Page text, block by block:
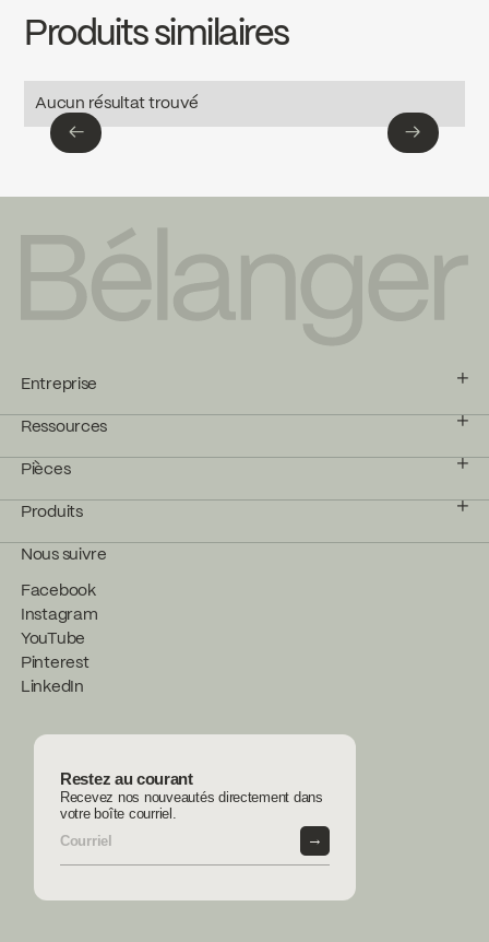
Download ↘
Produits similaires
← →
Aucun résultat trouvé
Entreprise
Ressources
Pièces
Produits
Nous suivre
Facebook
Instagram
YouTube
Pinterest
LinkedIn
Restez au courant
Recevez nos nouveautés directement dans
votre boîte courriel.
→